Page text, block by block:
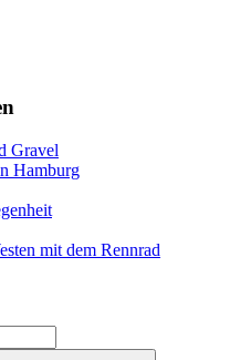
Gravel
Hamburg
mit dem Rennrad